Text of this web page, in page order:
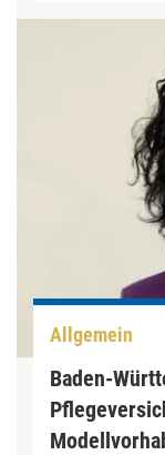
Allgemein
Baden-